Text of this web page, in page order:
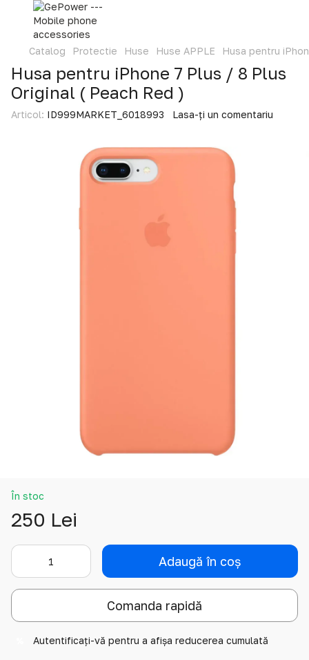
Catalog Protectie Huse Huse APPLE Husa pentru
Husa pentru iPhone 7 Plus / 8 Plus
Original ( Peach Red )
Articol: ID999MARKET_6018993 Lasa-ți un comentariu
În stoc
250 Lei
Adaugă în coș
Comanda rapidă
Autentificați-vă pentru a afișa reducerea cumulată